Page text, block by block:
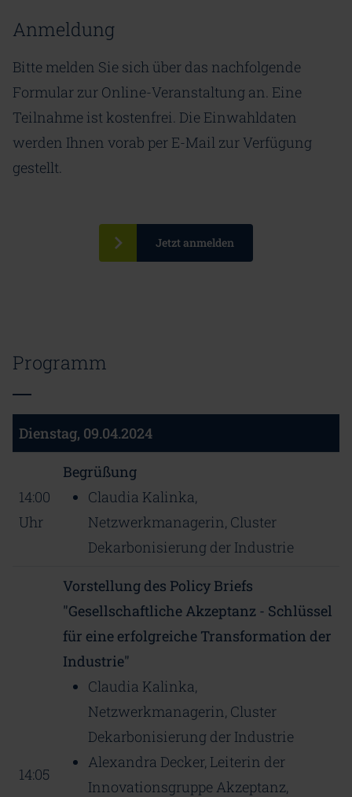
Anmeldung
Bitte melden Sie sich über das nachfolgende
Formular zur Online-Veranstaltung an. Eine
Teilnahme ist kostenfrei. Die Einwahldaten
werden Ihnen vorab per E-Mail zur Verfügung
gestellt.
Jetzt anmelden
Programm
Dienstag, 09.04.2024
14:00
Uhr
Begrüßung
Claudia Kalinka,
Netzwerkmanagerin, Cluster
Dekarbonisierung der Industrie
14:05
Vorstellung des Policy Briefs
"Gesellschaftliche Akzeptanz - Schlüssel
für eine erfolgreiche Transformation der
Industrie"
Claudia Kalinka,
Netzwerkmanagerin, Cluster
Dekarbonisierung der Industrie
Alexandra Decker, Leiterin der
Innovationsgruppe Akzeptanz,